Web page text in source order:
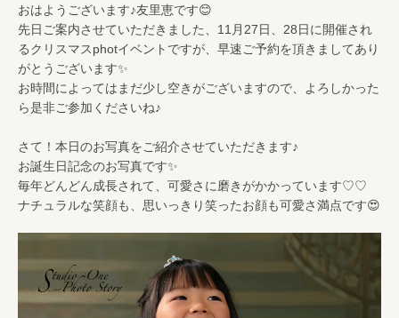
おはようございます♪友里恵です😊
先日ご案内させていただきました、11月27日、28日に開催され
るクリスマスphotイベントですが、早速ご予約を頂きましてあり
がとうございます✨
お時間によってはまだ少し空きがございますので、よろしかった
ら是非ご参加くださいね♪
さて！本日のお写真をご紹介させていただきます♪
お誕生日記念のお写真です✨
毎年どんどん成長されて、可愛さに磨きがかかっています♡♡
ナチュラルな笑顔も、思いっきり笑ったお顔も可愛さ満点です😍